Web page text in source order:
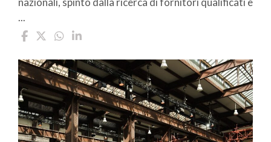
...